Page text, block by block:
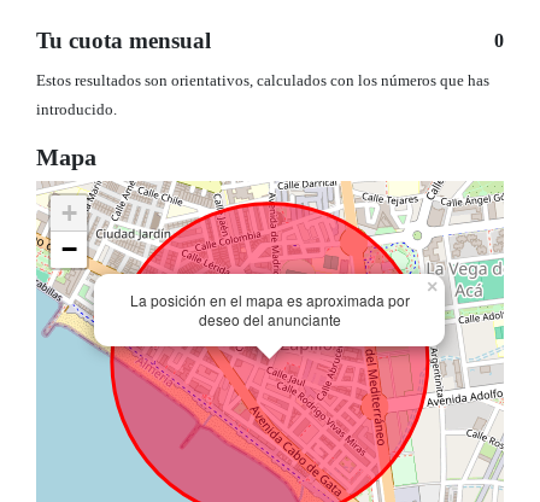
Tu cuota mensual 0
Estos resultados son orientativos, calculados con los números que has
introducido.
Mapa
La posición en el mapa es aproximada por
deseo del anunciante
×
+
−